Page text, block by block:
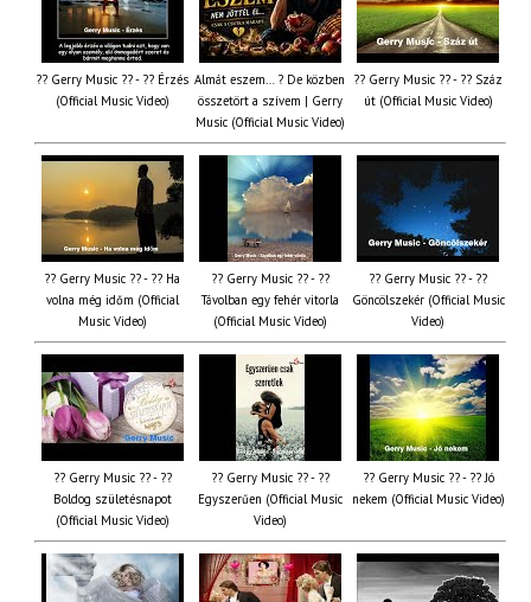
?? Gerry Music ?? - ?? Érzés
(Official Music Video)
Almát eszem… ? De közben
összetört a szívem | Gerry
Music (Official Music Video)
?? Gerry Music ?? - ?? Száz
út (Official Music Video)
?? Gerry Music ?? - ?? Ha
volna még időm (Official
Music Video)
?? Gerry Music ?? - ??
Távolban egy fehér vitorla
(Official Music Video)
?? Gerry Music ?? - ??
Göncölszekér (Official Music
Video)
?? Gerry Music ?? - ??
Boldog születésnapot
(Official Music Video)
?? Gerry Music ?? - ??
Egyszerűen (Official Music
Video)
?? Gerry Music ?? - ?? Jó
nekem (Official Music Video)